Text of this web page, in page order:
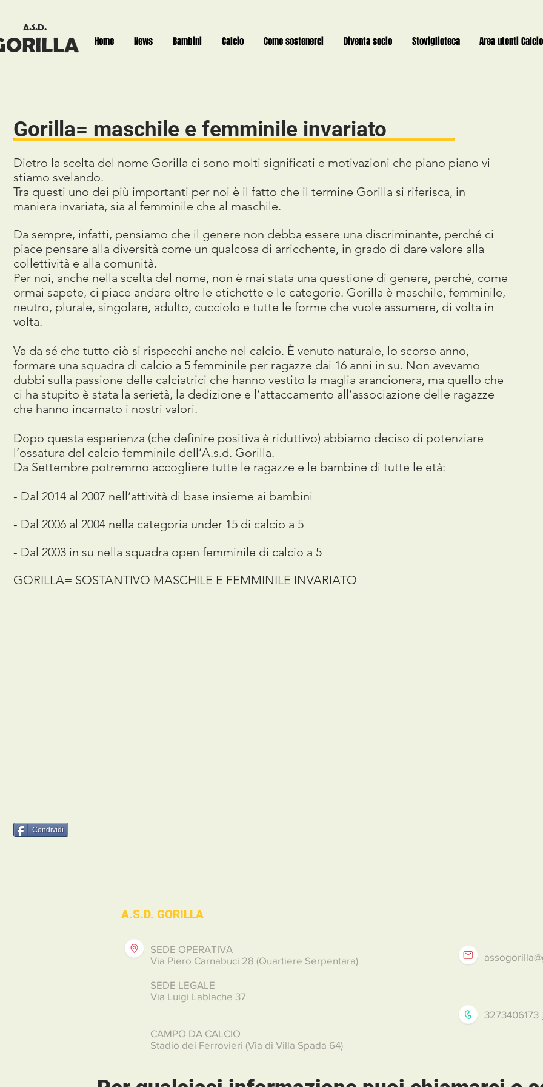
A.S.D.
Home News Bambini Calcio Come sostenerci Diventa socio Stoviglioteca Area utenti Calcio
Gorilla= maschile e femminile invariato
Dietro la scelta del nome Gorilla ci sono molti significati e motivazioni che piano piano vi
stiamo svelando.
Tra questi uno dei più importanti per noi è il fatto che il termine Gorilla si riferisca, in
maniera invariata, sia al femminile che al maschile.
Da sempre, infatti, pensiamo che il genere non debba essere una discriminante, perché ci
piace pensare alla diversità come un qualcosa di arricchente, in grado di dare valore alla
collettività e alla comunità.
Per noi, anche nella scelta del nome, non è mai stata una questione di genere, perché, come
ormai sapete, ci piace andare oltre le etichette e le categorie. Gorilla è maschile, femminile,
neutro, plurale, singolare, adulto, cucciolo e tutte le forme che vuole assumere, di volta in
volta.
Va da sé che tutto ciò si rispecchi anche nel calcio. È venuto naturale, lo scorso anno,
formare una squadra di calcio a 5 femminile per ragazze dai 16 anni in su. Non avevamo
dubbi sulla passione delle calciatrici che hanno vestito la maglia arancionera, ma quello che
ci ha stupito è stata la serietà, la dedizione e l’attaccamento all’associazione delle ragazze
che hanno incarnato i nostri valori.
Dopo questa esperienza (che definire positiva è riduttivo) abbiamo deciso di potenziare
l’ossatura del calcio femminile dell’A.s.d. Gorilla.
Da Settembre potremmo accogliere tutte le ragazze e le bambine di tutte le età:
- Dal 2014 al 2007 nell’attività di base insieme ai bambini
- Dal 2006 al 2004 nella categoria under 15 di calcio a 5
- Dal 2003 in su nella squadra open femminile di calcio a 5
GORILLA= SOSTANTIVO MASCHILE E FEMMINILE INVARIATO
Condividi
A.S.D. GORILLA
SEDE OPERATIVA
Via Piero Carnabuci 28 (Quartiere Serpentara)
SEDE LEGALE
Via Luigi Lablache 37
CAMPO DA CALCIO
Stadio dei Ferrovieri (Via di Villa Spada 64)
3273406173